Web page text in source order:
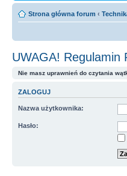
Strona główna forum ‹
UWAGA! Regulamin
Nie masz uprawnień do czytania
ZALOGUJ
Nazwa użytkownika:
Hasło: